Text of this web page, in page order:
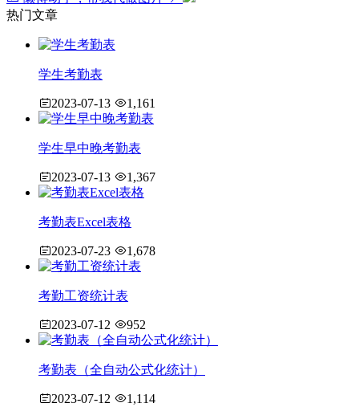
热门文章
学生考勤表
2023-07-13 1,161
学生早中晚考勤表
2023-07-13 1,367
考勤表Excel表格
2023-07-23 1,678
考勤工资统计表
2023-07-12 952
考勤表（全自动公式化统计）
2023-07-12 1,114